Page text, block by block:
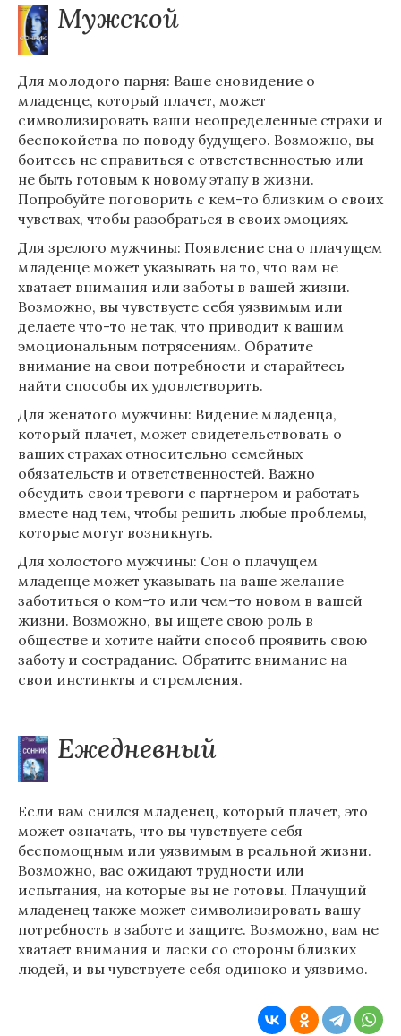
Мужской
Для молодого парня: Ваше сновидение о
младенце, который плачет, может
символизировать ваши неопределенные страхи и
беспокойства по поводу будущего. Возможно, вы
боитесь не справиться с ответственностью или
не быть готовым к новому этапу в жизни.
Попробуйте поговорить с кем-то близким о своих
чувствах, чтобы разобраться в своих эмоциях.
Для зрелого мужчины: Появление сна о плачущем
младенце может указывать на то, что вам не
хватает внимания или заботы в вашей жизни.
Возможно, вы чувствуете себя уязвимым или
делаете что-то не так, что приводит к вашим
эмоциональным потрясениям. Обратите
внимание на свои потребности и старайтесь
найти способы их удовлетворить.
Для женатого мужчины: Видение младенца,
который плачет, может свидетельствовать о
ваших страхах относительно семейных
обязательств и ответственностей. Важно
обсудить свои тревоги с партнером и работать
вместе над тем, чтобы решить любые проблемы,
которые могут возникнуть.
Для холостого мужчины: Сон о плачущем
младенце может указывать на ваше желание
заботиться о ком-то или чем-то новом в вашей
жизни. Возможно, вы ищете свою роль в
обществе и хотите найти способ проявить свою
заботу и сострадание. Обратите внимание на
свои инстинкты и стремления.
Ежедневный
Если вам снился младенец, который плачет, это
может означать, что вы чувствуете себя
беспомощным или уязвимым в реальной жизни.
Возможно, вас ожидают трудности или
испытания, на которые вы не готовы. Плачущий
младенец также может символизировать вашу
потребность в заботе и защите. Возможно, вам не
хватает внимания и ласки со стороны близких
людей, и вы чувствуете себя одиноко и уязвимо.